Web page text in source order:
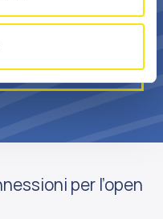
di noi
per l’open